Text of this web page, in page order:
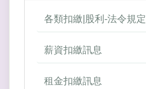
各類扣繳|股利-法令規定
薪資扣繳訊息
租金扣繳訊息